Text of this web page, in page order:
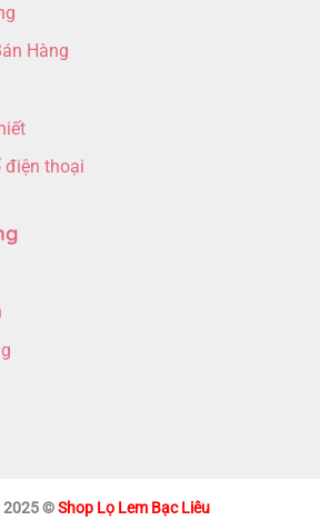
Hàng
điện thoại
2025 ©Shop Lọ Lem Bạc Liêu